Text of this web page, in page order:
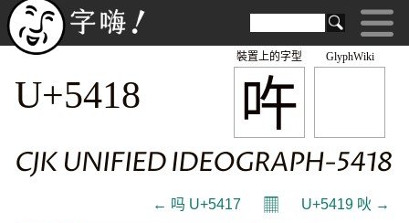
GlyphWiki
吘
裝置上的字型
U+5418
CJK UNIFIED IDEOGRAPH-5418
← 吗 U+5417 𝄜 U+5419 吙 →